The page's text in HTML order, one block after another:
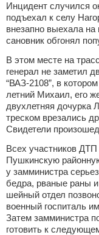
Инцидент случился
подъехал к селу
внезапно выехала
сановник обгонял
В этом месте на
генерал не заметил
“ВАЗ-2108”, в
летний Михаил, его
двухлетняя
треском врезались
Свидетели
Всех участников
Пушкинскую
у замминистра
бедра, рваные раны
шейный отдел
военный госпиталь
Затем замминистра
готовить к